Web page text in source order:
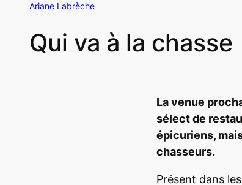
Ariane Labrèche
Qui va à la chasse
La venue
sélect de
épicuriens,
chasseurs.
Présent dans